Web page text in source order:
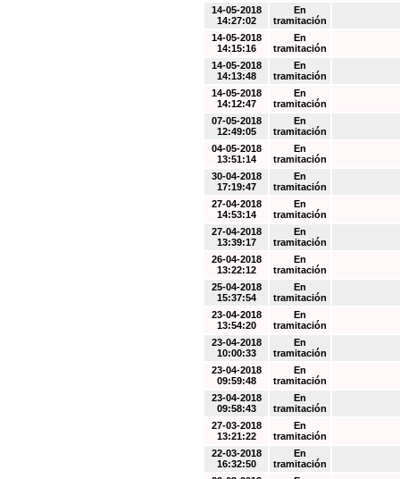
14-05-2018
14:27:02
En
tramitación
14-05-2018
14:15:16
En
tramitación
14-05-2018
14:13:48
En
tramitación
14-05-2018
14:12:47
En
tramitación
07-05-2018
12:49:05
En
tramitación
04-05-2018
13:51:14
En
tramitación
30-04-2018
17:19:47
En
tramitación
27-04-2018
14:53:14
En
tramitación
27-04-2018
13:39:17
En
tramitación
26-04-2018
13:22:12
En
tramitación
25-04-2018
15:37:54
En
tramitación
23-04-2018
13:54:20
En
tramitación
23-04-2018
10:00:33
En
tramitación
23-04-2018
09:59:48
En
tramitación
23-04-2018
09:58:43
En
tramitación
27-03-2018
13:21:22
En
tramitación
22-03-2018
16:32:50
En
tramitación